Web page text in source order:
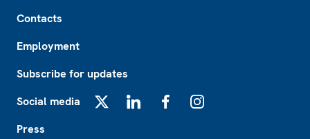
Contacts
Employment
Subscribe for updates
Social media
Press